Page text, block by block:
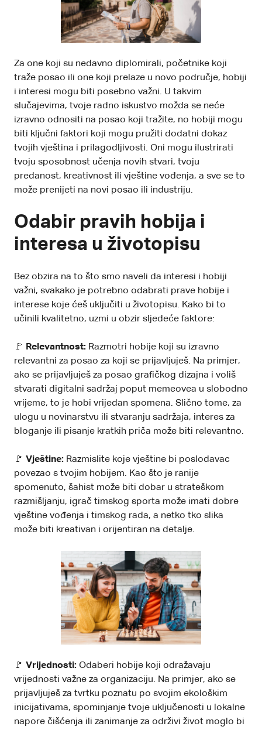
Za one koji su nedavno diplomirali, početnike koji
traže posao ili one koji prelaze u novo područje, hobiji
i interesi mogu biti posebno važni. U takvim
slučajevima, tvoje radno iskustvo možda se neće
izravno odnositi na posao koji tražite, no hobiji mogu
biti ključni faktori koji mogu pružiti dodatni dokaz
tvojih vještina i prilagodljivosti. Oni mogu ilustrirati
tvoju sposobnost učenja novih stvari, tvoju
predanost, kreativnost ili vještine vođenja, a sve se to
može prenijeti na novi posao ili industriju.
Odabir pravih hobija i
interesa u životopisu
Bez obzira na to što smo naveli da interesi i hobiji
važni, svakako je potrebno odabrati prave hobije i
interese koje ćeš uključiti u životopisu. Kako bi to
učinili kvalitetno, uzmi u obzir sljedeće faktore:
🚩 Relevantnost: Razmotri hobije koji su izravno
relevantni za posao za koji se prijavljuješ. Na primjer,
ako se prijavljuješ za posao grafičkog dizajna i voliš
stvarati digitalni sadržaj poput memeovea u slobodno
vrijeme, to je hobi vrijedan spomena. Slično tome, za
ulogu u novinarstvu ili stvaranju sadržaja, interes za
bloganje ili pisanje kratkih priča može biti relevantno.
🚩 Vještine: Razmislite koje vještine bi poslodavac
povezao s tvojim hobijem. Kao što je ranije
spomenuto, šahist može biti dobar u strateškom
razmišljanju, igrač timskog sporta može imati dobre
vještine vođenja i timskog rada, a netko tko slika
može biti kreativan i orijentiran na detalje.
🚩 Vrijednosti: Odaberi hobije koji odražavaju
vrijednosti važne za organizaciju. Na primjer, ako se
prijavljuješ za tvrtku poznatu po svojim ekološkim
inicijativama, spominjanje tvoje uključenosti u lokalne
napore čišćenja ili zanimanje za održivi život moglo bi